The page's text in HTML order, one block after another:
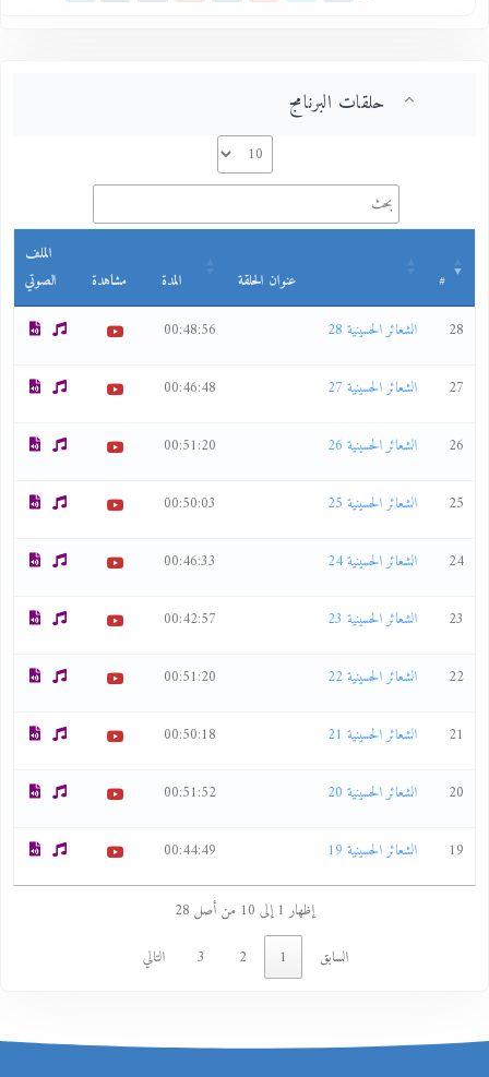
حلقات البرنامج
عنوان الحلقة المدة مشاهدة
الملف
الصوتي
28
الشعائر الحسينية 28 00:48:56
27 الشعائر الحسينية 27 00:46:48
26 الشعائر الحسينية 26 00:51:20
25 الشعائر الحسينية 25 00:50:03
24 الشعائر الحسينية 24 00:46:33
23 الشعائر الحسينية 23 00:42:57
22 الشعائر الحسينية 22 00:51:20
21 الشعائر الحسينية 21 00:50:18
20 الشعائر الحسينية 20 00:51:52
19 الشعائر الحسينية 19 00:44:49
إظهار 1 إلى 10 من أصل 28
السابق
2 التالي